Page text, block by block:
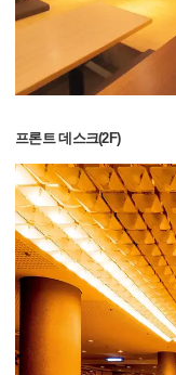
프론트 데스크(2F)